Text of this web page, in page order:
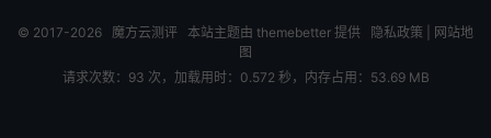
© 2017-2026 魔方云测评 本站主题由 themebetter 提供 隐私政策
网站地
图
请求次数：93 次，加载用时：0.572 秒，内存占用：53.69 MB